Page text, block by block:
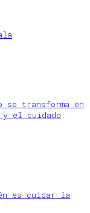
transforma en
el cuidado
es cuidar la